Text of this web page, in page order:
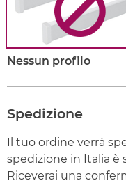
Nessun profilo
Spedizione
Il tuo ordine verrà
spedizione in Italia è
Riceverai una